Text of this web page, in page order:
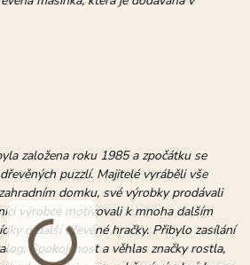
založena roku 1985 a zpočátku se
puzzlí. Majitelé vyráběli vše
domku, své výrobky prodávali
výrobce motivovali k mnoha dalším
o další dřevěné hračky. Přibylo zasílání
Spokojenost a věhlas značky rostla,